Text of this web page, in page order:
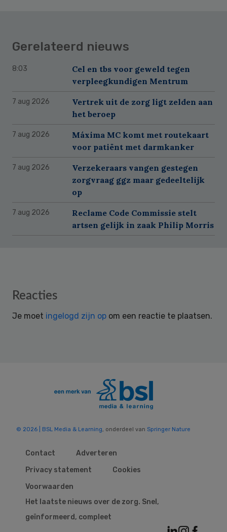
Gerelateerd nieuws
8:03
Cel en tbs voor geweld tegen
verpleegkundigen Mentrum
7 aug 2026
Vertrek uit de zorg ligt zelden aan
het beroep
7 aug 2026
Máxima MC komt met routekaart
voor patiënt met darmkanker
7 aug 2026
Verzekeraars vangen gestegen
zorgvraag ggz maar gedeeltelijk
op
7 aug 2026
Reclame Code Commissie stelt
artsen gelijk in zaak Philip Morris
Reader
Reacties
Je moet ingelogd zijn op om een reactie te plaatsen.
© 2026 | BSL Media & Learning, onderdeel van Springer Nature
Contact
Adverteren
Privacy statement
Cookies
Voorwaarden
Het laatste nieuws over de zorg. Snel,
geïnformeerd, compleet